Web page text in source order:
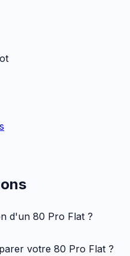
d'un 80 Pro Flat ?
votre 80 Pro Flat ?